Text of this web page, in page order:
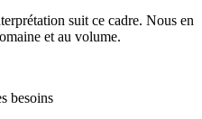
suit ce cadre. Nous en
et au volume.
besoins